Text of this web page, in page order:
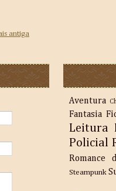
antiga
Aventura
Fantasia
Leitura
Policial
Romance
Steampunk